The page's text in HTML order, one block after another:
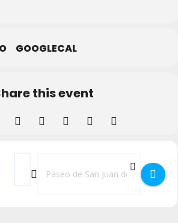
GOOGLECAL
this event
Address - Taller - Nutrición y Menopausia
Destination Address - Taller -